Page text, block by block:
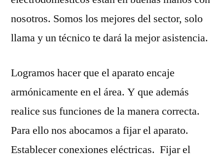
nosotros. Somos los mejores del sector, solo
llama y un técnico te dará la mejor asistencia.
Logramos hacer que el aparato encaje
armónicamente en el área. Y que además
realice sus funciones de la manera correcta.
Para ello nos abocamos a fijar el aparato.
Establecer conexiones eléctricas. Fijar el